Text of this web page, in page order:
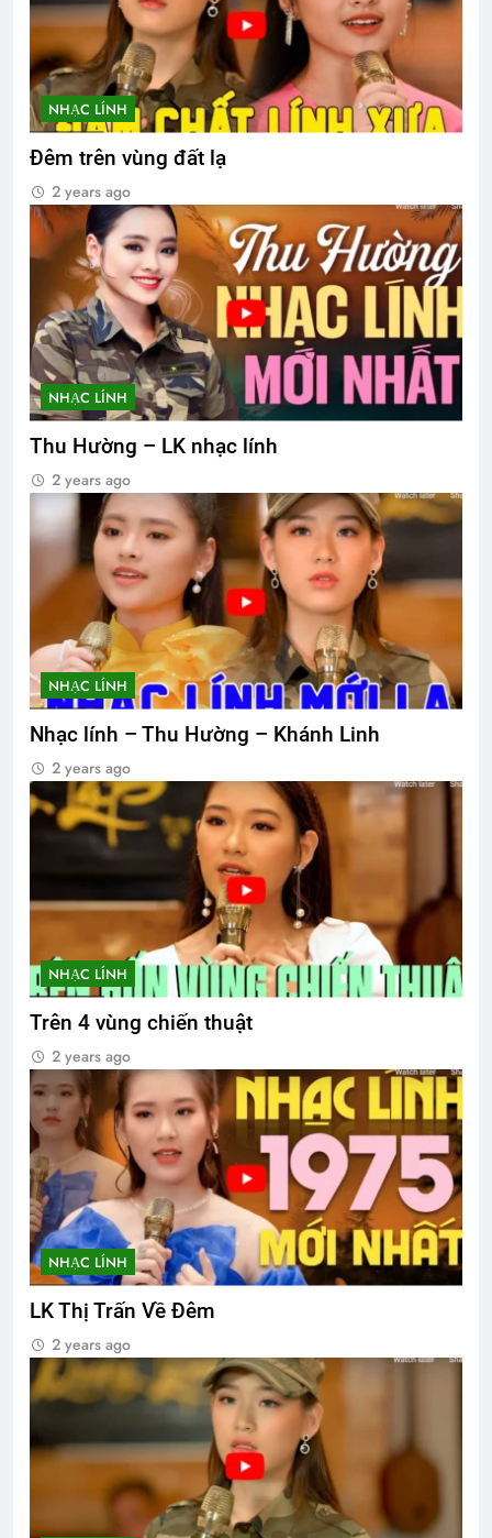
NHẠC LÍNH
Đêm trên vùng đất lạ
2 years ago
NHẠC LÍNH
Thu Hường – LK nhạc lính
2 years ago
NHẠC LÍNH
Nhạc lính – Thu Hường – Khánh Linh
2 years ago
NHẠC LÍNH
Trên 4 vùng chiến thuật
2 years ago
NHẠC LÍNH
LK Thị Trấn Về Đêm
2 years ago